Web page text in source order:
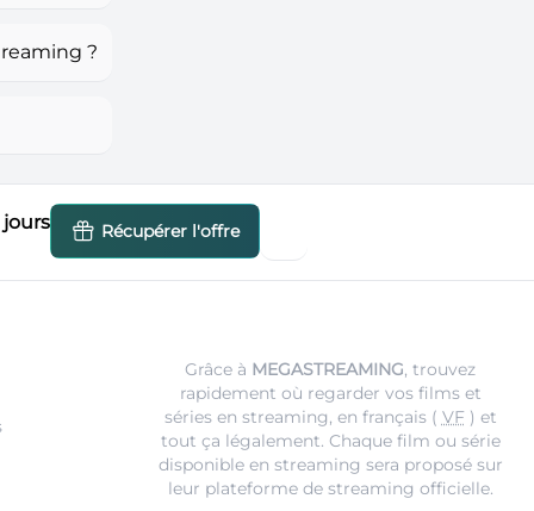
?
Récupérer l'offre
Grâce à MEGASTREAMING, trouvez
rapidement où regarder vos films et
séries en streaming, en français ( VF) et
tout ça légalement. Chaque film ou série
disponible en streaming sera proposé sur
leur plateforme de streaming officielle.